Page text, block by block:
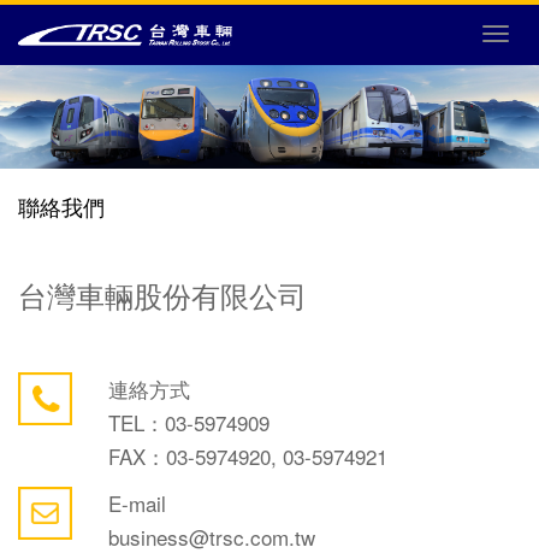
選
單
切
換
聯絡我們
台灣車輛股份有限公司
連絡方式
TEL：03-5974909
FAX：03-5974920, 03-5974921
E-mail
business@trsc.com.tw